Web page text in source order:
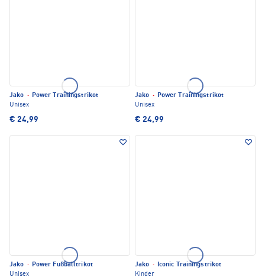
Jako · Power Trainingstrikot
Unisex
€ 24,99
Jako · Power Trainingstrikot
Unisex
€ 24,99
Jako · Power Fußballtrikot
Unisex
Jako · Iconic Trainingstrikot
Kinder